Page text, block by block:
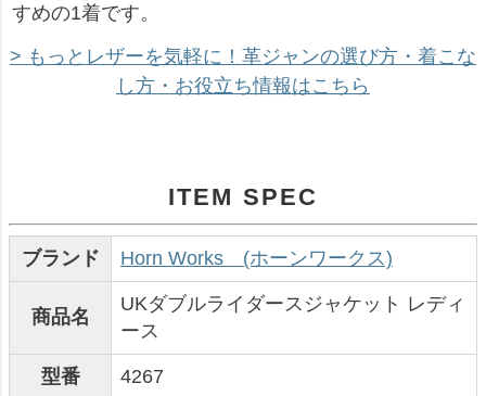
すめの1着です。
> もっとレザーを気軽に！革ジャンの選び方・着こな
し方・お役立ち情報はこちら
ITEM SPEC
ブランド Horn Works (ホーンワークス)
商品名
UKダブルライダースジャケット レディ
ース
型番 4267